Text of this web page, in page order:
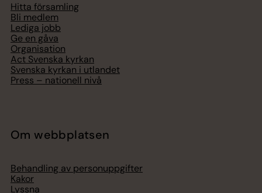
Hitta församling
Bli medlem
Lediga jobb
Ge en gåva
Organisation
Act Svenska kyrkan
Svenska kyrkan i utlandet
Press – nationell nivå
Om webbplatsen
Behandling av personuppgifter
Kakor
Lyssna